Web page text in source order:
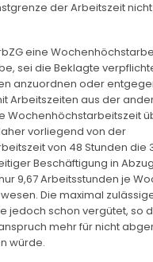
der Arbeitszeit nicht
eine
sei die Beklagte
anzuordnen oder
Arbeitszeiten aus der
Wochenhöchstarbeitszeit
vorliegend von der
von 48 Stunden die
Beschäftigung in
9,67 Arbeitsstunden je
Die maximal
jedoch schon vergütet, so
mehr für nicht
würde.